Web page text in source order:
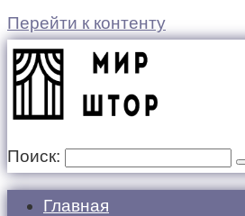
Перейти к контенту
Поиск:
Главная